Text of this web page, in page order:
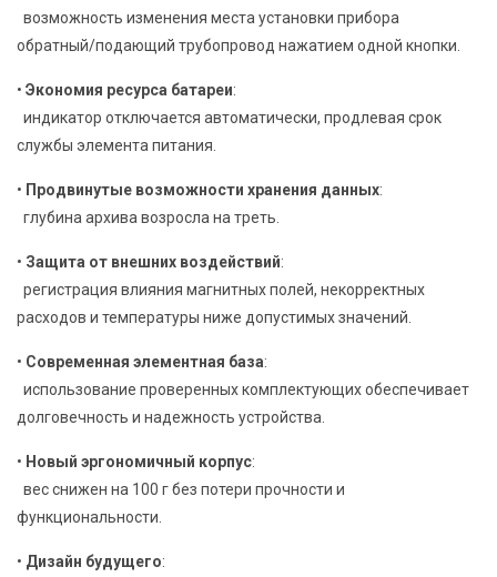
возможность изменения места установки прибора
обратный/подающий трубопровод нажатием одной кнопки.
• Экономия ресурса батареи:
индикатор отключается автоматически, продлевая срок
службы элемента питания.
• Продвинутые возможности хранения данных:
глубина архива возросла на треть.
• Защита от внешних воздействий:
регистрация влияния магнитных полей, некорректных
расходов и температуры ниже допустимых значений.
• Современная элементная база:
использование проверенных комплектующих обеспечивает
долговечность и надежность устройства.
• Новый эргономичный корпус:
вес снижен на 100 г без потери прочности и
функциональности.
• Дизайн будущего: